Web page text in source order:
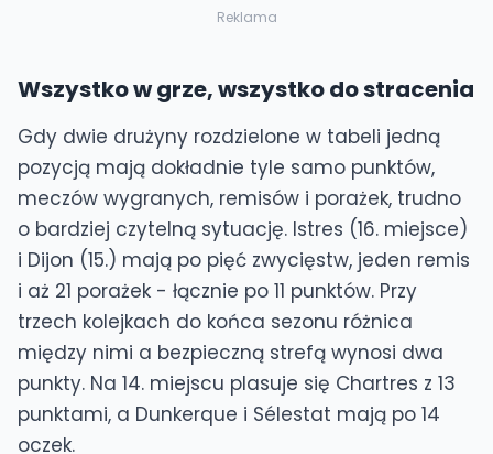
Reklama
Wszystko w grze, wszystko do stracenia
Gdy dwie drużyny rozdzielone w tabeli jedną
pozycją mają dokładnie tyle samo punktów,
meczów wygranych, remisów i porażek, trudno
o bardziej czytelną sytuację. Istres (16. miejsce)
i Dijon (15.) mają po pięć zwycięstw, jeden remis
i aż 21 porażek - łącznie po 11 punktów. Przy
trzech kolejkach do końca sezonu różnica
między nimi a bezpieczną strefą wynosi dwa
punkty. Na 14. miejscu plasuje się Chartres z 13
punktami, a Dunkerque i Sélestat mają po 14
oczek.